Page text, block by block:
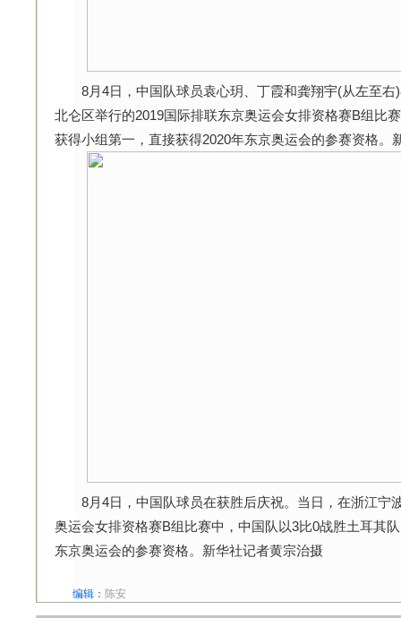
8月4日，中国队球员袁心玥、丁霞和龚翔宇(从左至右)
北仑区举行的2019国际排联东京奥运会女排资格赛B组比
获得小组第一，直接获得2020年东京奥运会的参赛资格。
8月4日，中国队球员在获胜后庆祝。当日，在浙江宁
奥运会女排资格赛B组比赛中，中国队以3比0战胜土耳其
东京奥运会的参赛资格。新华社记者黄宗治摄
编辑： 陈安